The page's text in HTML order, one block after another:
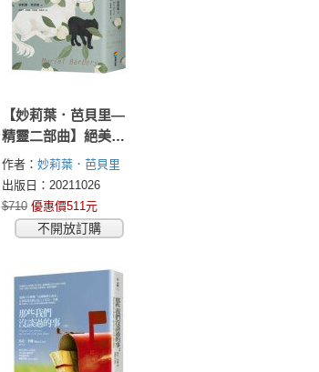
【妙莉葉．芭貝里—
精靈二部曲】絕美書
衣愛藏套書（精靈少
女+奇幻國度）
作者： 妙莉葉．芭貝里
(Muriel Barbery)
出版日：20211026
$710 優惠價511元
不開放訂購